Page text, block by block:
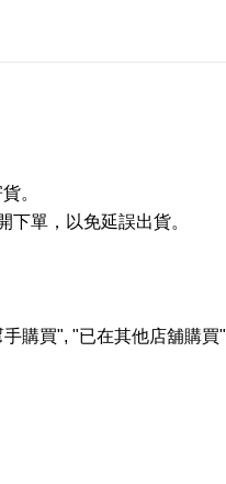
。
單，以免延誤出貨。
手購買", "已在其他店舖購買"